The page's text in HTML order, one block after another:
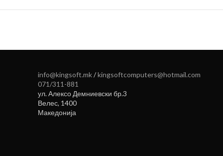
info@kingsoft.mk/kingsoftcomputers@hotmail.com
071/311-881
ул. Алексо Демниевски бр.3
Велес, 1400
Македонија